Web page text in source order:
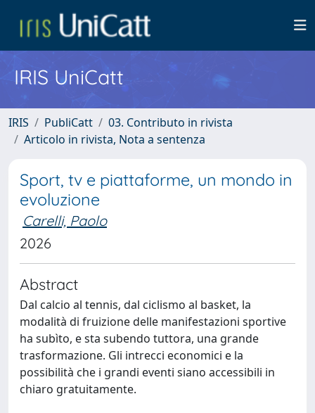
IRIS UniCatt
IRIS PubliCatt
03. Contributo in rivista
Articolo in rivista, Nota a sentenza
Sport, tv e piattaforme, un mondo in
evoluzione
Carelli, Paolo
2026
Abstract
Dal calcio al tennis, dal ciclismo al basket, la
modalità di fruizione delle manifestazioni sportive
ha subìto, e sta subendo tuttora, una grande
trasformazione. Gli intrecci economici e la
possibilità che i grandi eventi siano accessibili in
chiaro gratuitamente.